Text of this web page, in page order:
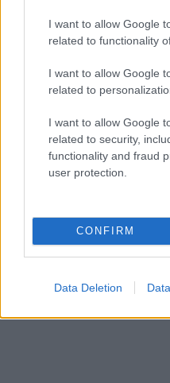
I want to allow Google
related to functionality
I want to allow Google
related to
I want to allow Google
related to security,
functionality and fraud
user protection.
CONFIRM
Data Deletion